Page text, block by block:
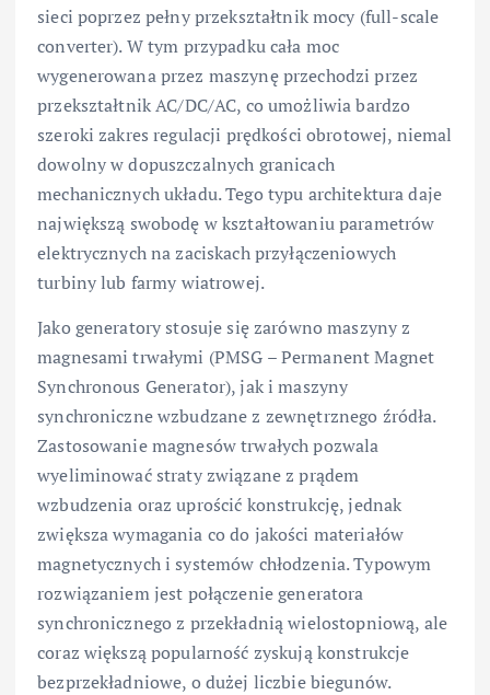
sieci poprzez pełny przekształtnik mocy (full-scale
converter). W tym przypadku cała moc
wygenerowana przez maszynę przechodzi przez
przekształtnik AC/DC/AC, co umożliwia bardzo
szeroki zakres regulacji prędkości obrotowej, niemal
dowolny w dopuszczalnych granicach
mechanicznych układu. Tego typu architektura daje
największą swobodę w kształtowaniu parametrów
elektrycznych na zaciskach przyłączeniowych
turbiny lub farmy wiatrowej.
Jako generatory stosuje się zarówno maszyny z
magnesami trwałymi (PMSG – Permanent Magnet
Synchronous Generator), jak i maszyny
synchroniczne wzbudzane z zewnętrznego źródła.
Zastosowanie magnesów trwałych pozwala
wyeliminować straty związane z prądem
wzbudzenia oraz uprościć konstrukcję, jednak
zwiększa wymagania co do jakości materiałów
magnetycznych i systemów chłodzenia. Typowym
rozwiązaniem jest połączenie generatora
synchronicznego z przekładnią wielostopniową, ale
coraz większą popularność zyskują konstrukcje
bezprzekładniowe, o dużej liczbie biegunów.